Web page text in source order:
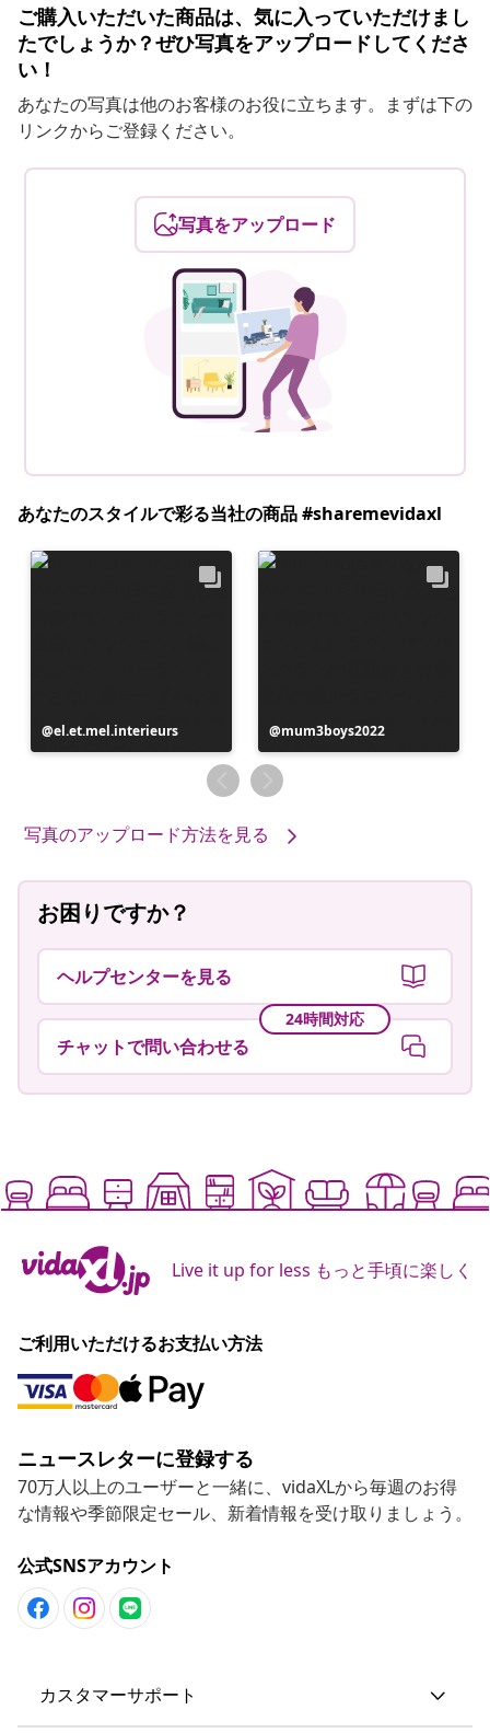
ご購入いただいた商品は、気に入っていただけまし
たでしょうか？ぜひ写真をアップロードしてくださ
い！
あなたの写真は他のお客様のお役に立ちます。まずは下の
リンクからご登録ください。
写真をアップロード
あなたのスタイルで彩る当社の商品 #sharemevidaxl
投
稿
el.et.mel.interieurs
投
稿
者
mum3boys2022
写真のアップロード方法を見る
お困りですか？
ヘルプセンターを見る
24時間対応
チャットで問い合わせる
Live it up for less もっと手頃に楽しく
ご利用いただけるお支払い方法
ニュースレターに登録する
70万人以上のユーザーと一緒に、vidaXLから毎週のお得
な情報や季節限定セール、新着情報を受け取りましょう。
公式SNSアカウント
カスタマーサポート